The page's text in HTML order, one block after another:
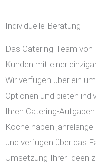
Individuelle Beratung
Das Catering-Team
Kunden mit einer
Wir verfügen über ein
Optionen und bieten
Ihren Catering-
Köche haben
und verfügen über das
Umsetzung Ihrer Ideen